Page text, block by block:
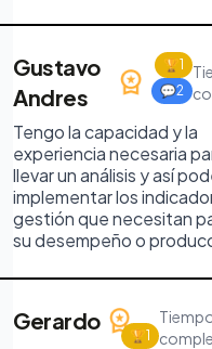
Gustavo
Andres
🏆1
💬2
Tengo la capacidad y la
experiencia necesaria
llevar un análisis y así
implementar los
gestión que necesitan
su desempeño o
Gerardo
🏆1